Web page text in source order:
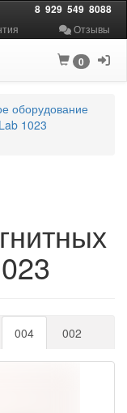
8 929 549 8088
Отзывы
0
оборудование
1023
004 002